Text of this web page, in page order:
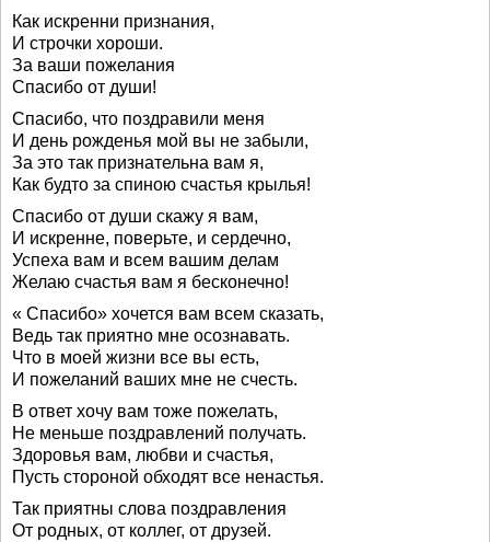
Как искренни признания,
И строчки хороши.
За ваши пожелания
Спасибо от души!
Спасибо, что поздравили меня
И день рожденья мой вы не забыли,
За это так признательна вам я,
Как будто за спиною счастья крылья!
Спасибо от души скажу я вам,
И искренне, поверьте, и сердечно,
Успеха вам и всем вашим делам
Желаю счастья вам я бесконечно!
« Спасибо» хочется вам всем сказать,
Ведь так приятно мне осознавать.
Что в моей жизни все вы есть,
И пожеланий ваших мне не счесть.
В ответ хочу вам тоже пожелать,
Не меньше поздравлений получать.
Здоровья вам, любви и счастья,
Пусть стороной обходят все ненастья.
Так приятны слова поздравления
От родных, от коллег, от друзей.